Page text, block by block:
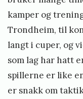
kamper og
Trondheim, til
langt i cuper, og
som lag har hatt
spillerne er like
er snakk om